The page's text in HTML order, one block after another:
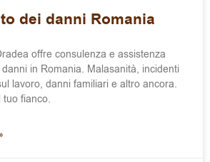
dei danni Romania
offre consulenza e assistenza
in Romania. Malasanità, incidenti
lavoro, danni familiari e altro ancora.
tuo fianco.